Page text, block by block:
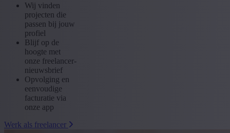
Wij vinden
projecten die
passen bij jouw
profiel
Blijf op de
hoogte met
onze freelancer-
nieuwsbrief
Opvolging en
eenvoudige
facturatie via
onze app
Werk als freelancer